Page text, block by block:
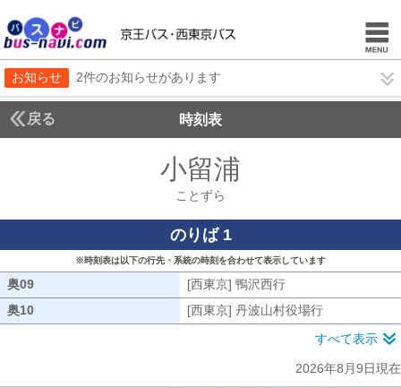
お知らせ 2件のお知らせがあります
戻る 時刻表
小留浦
ことずら
のりば 1
※時刻表は以下の行先・系統の時刻を合わせて表示しています
奥09 [西東京] 鴨沢西行
奥10
[西東京] 丹波山村役場行
すべて表示
2026年8月9日現在